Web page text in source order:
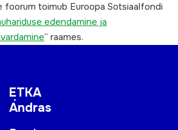
foorum toimub Euroopa Sotsiaalfondi
edendamine ja
” raames.
ETKA
Andras